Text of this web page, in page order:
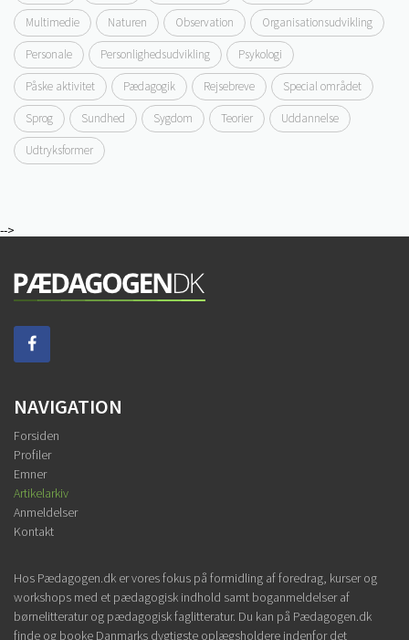
Multimedie Naturen Observation Organisationsudvikling
Personale Personlighedsudvikling Psykologi
Påske aktivitet Pædagogik Rejsebreve Special området
Sprog Sundhed Sygdom Teorier Uddannelse
Udtryksformer
-->
NAVIGATION
Forsiden
Profiler
Emner
Artikelarkiv
Anmeldelser
Kontakt
Hos Pædagogen.dk er vores fokus på formidling af foredrag, kurser og
workshops med et pædagogisk indhold samt boganmeldelser af
børnelitteratur og pædagogisk faglitteratur. Du kan på Pædagogen.dk
finde og booke Danmarks dygtigste oplægsholdere indenfor det